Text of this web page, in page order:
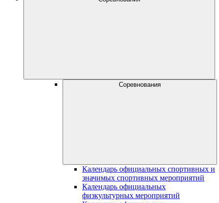
Соревнования
Календарь официальных спортивных и
значимых спортивных мероприятий
Календарь официальных
физкультурных мероприятий